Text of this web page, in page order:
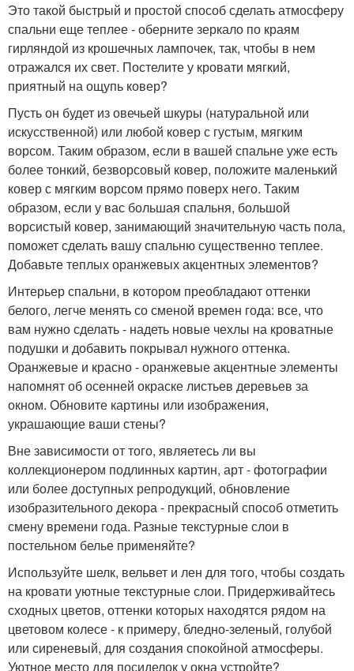
Это такой быстрый и простой способ сделать атмосферу
спальни еще теплее - оберните зеркало по краям
гирляндой из крошечных лампочек, так, чтобы в нем
отражался их свет. Постелите у кровати мягкий,
приятный на ощупь ковер?
Пусть он будет из овечьей шкуры (натуральной или
искусственной) или любой ковер с густым, мягким
ворсом. Таким образом, если в вашей спальне уже есть
более тонкий, безворсовый ковер, положите маленький
ковер с мягким ворсом прямо поверх него. Таким
образом, если у вас большая спальня, большой
ворсистый ковер, занимающий значительную часть пола,
поможет сделать вашу спальню существенно теплее.
Добавьте теплых оранжевых акцентных элементов?
Интерьер спальни, в котором преобладают оттенки
белого, легче менять со сменой времен года: все, что
вам нужно сделать - надеть новые чехлы на кроватные
подушки и добавить покрывал нужного оттенка.
Оранжевые и красно - оранжевые акцентные элементы
напомнят об осенней окраске листьев деревьев за
окном. Обновите картины или изображения,
украшающие ваши стены?
Вне зависимости от того, являетесь ли вы
коллекционером подлинных картин, арт - фотографии
или более доступных репродукций, обновление
изобразительного декора - прекрасный способ отметить
смену времени года. Разные текстурные слои в
постельном белье применяйте?
Используйте шелк, вельвет и лен для того, чтобы создать
на кровати уютные текстурные слои. Придерживайтесь
сходных цветов, оттенки которых находятся рядом на
цветовом колесе - к примеру, бледно-зеленый, голубой
или сиреневый, для создания спокойной атмосферы.
Уютное место для посиделок у окна устройте?